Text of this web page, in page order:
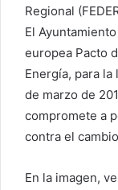
Regional
El
europea Pacto
Energía, para
de marzo de
compromete a
contra el
En la imagen,